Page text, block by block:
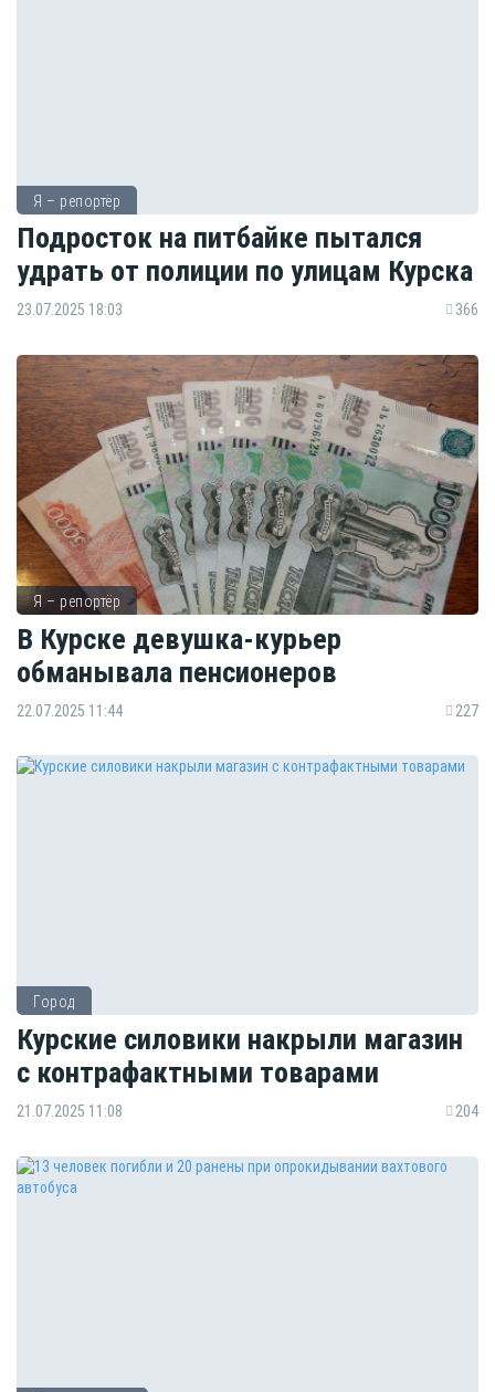
Я – репортёр
Подросток на питбайке пытался
удрать от полиции по улицам Курска
23.07.2025 18:03 366
Я – репортёр
В Курске девушка-курьер
обманывала пенсионеров
22.07.2025 11:44 227
Город
Курские силовики накрыли магазин
с контрафактными товарами
21.07.2025 11:08 204